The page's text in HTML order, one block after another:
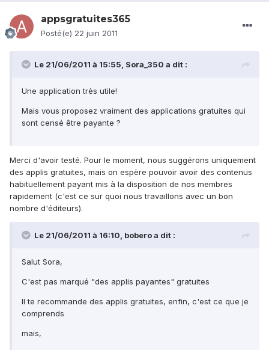
appsgratuites365
Posté(e) 22 juin 2011
Le 21/06/2011 à 15:55, Sora_350 a dit :
Une application très utile!
Mais vous proposez vraiment des applications gratuites qui
sont censé être payante ?
Merci d'avoir testé. Pour le moment, nous suggérons uniquement
des applis gratuites, mais on espère pouvoir avoir des contenus
habituellement payant mis à la disposition de nos membres
rapidement (c'est ce sur quoi nous travaillons avec un bon
nombre d'éditeurs).
Le 21/06/2011 à 16:10, bobero a dit :
Salut Sora,
C'est pas marqué "des applis payantes" gratuites
Il te recommande des applis gratuites, enfin, c'est ce que je
comprends
mais,